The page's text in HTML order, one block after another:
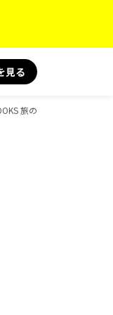
見る
旅の読み物、BOOKS